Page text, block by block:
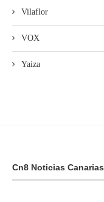
Vilaflor
VOX
Yaiza
Cn8 Noticias Canarias